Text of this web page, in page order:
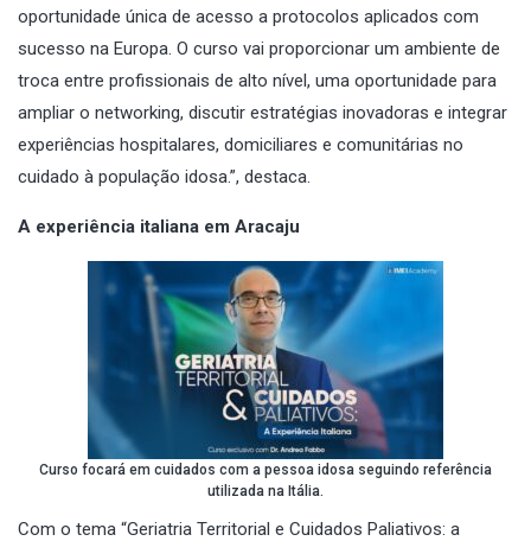
oportunidade única de acesso a protocolos aplicados com
sucesso na Europa. O curso vai proporcionar um ambiente de
troca entre profissionais de alto nível, uma oportunidade para
ampliar o networking, discutir estratégias inovadoras e integrar
experiências hospitalares, domiciliares e comunitárias no
cuidado à população idosa.”, destaca.
A experiência italiana em Aracaju
Curso focará em cuidados com a pessoa idosa seguindo referência
utilizada na Itália.
Com o tema “Geriatria Territorial e Cuidados Paliativos: a